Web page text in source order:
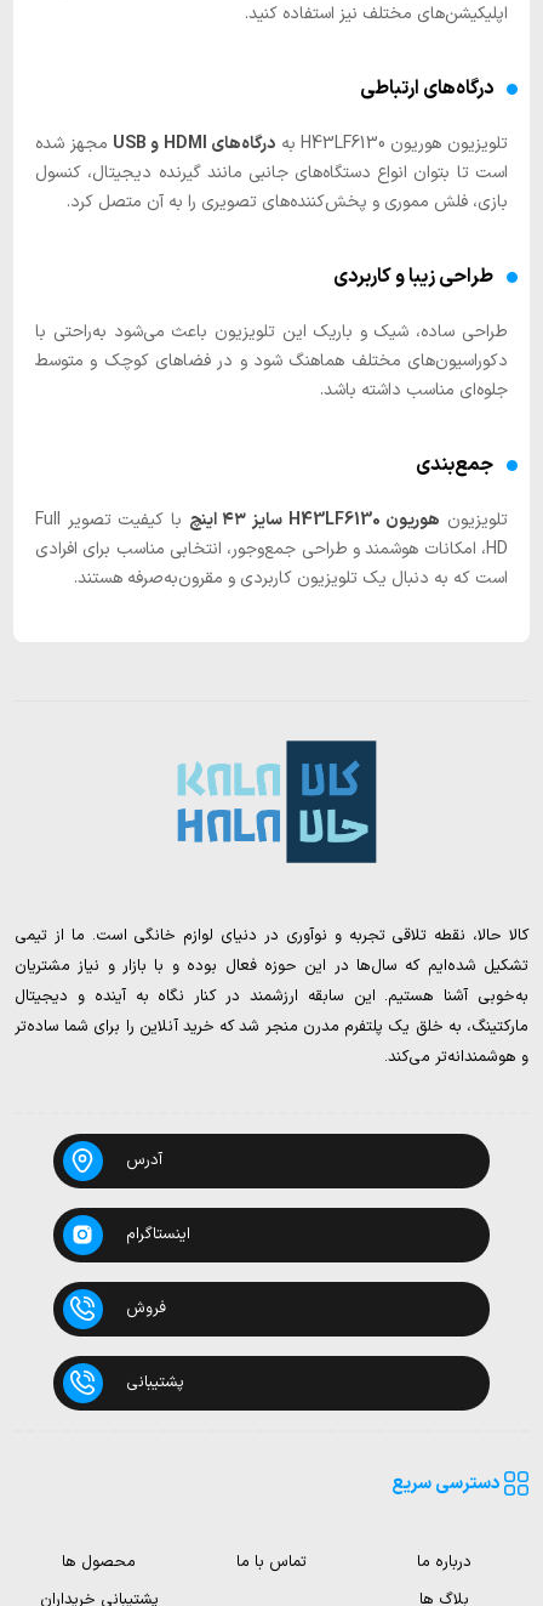
اپلیکیشن‌های مختلف نیز استفاده کنید.
درگاه‌های ارتباطی
تلویزیون هوریون H43LF6130 به درگاه‌های HDMI و USB
مجهز شده
است تا بتوان انواع دستگاه‌های جانبی مانند گیرنده دیجیتال، کنسول
بازی، فلش مموری و پخش‌کننده‌های تصویری را به آن متصل کرد.
طراحی زیبا و کاربردی
طراحی ساده، شیک و باریک این تلویزیون باعث می‌شود به‌راحتی با
دکوراسیون‌های مختلف هماهنگ شود و در فضاهای کوچک و متوسط
جلوه‌ای مناسب داشته باشد.
جمع‌بندی
تلویزیون هوریون H43LF6130 سایز ۴۳ اینچ
با کیفیت تصویر Full
HD، امکانات هوشمند و طراحی جمع‌وجور، انتخابی مناسب برای افرادی
است که به دنبال یک تلویزیون کاربردی و مقرون‌به‌صرفه هستند.
کالا حالا، نقطه تلاقی تجربه و نوآوری در دنیای لوازم خانگی است. ما از تیمی
تشکیل شده‌ایم که سال‌ها در این حوزه فعال بوده و با بازار و نیاز مشتریان
به‌خوبی آشنا هستیم. این سابقه ارزشمند در کنار نگاه به آینده و دیجیتال
مارکتینگ، به خلق یک پلتفرم مدرن منجر شد که خرید آنلاین را برای شما ساده‌تر
و هوشمندانه‌تر می‌کند.
آدرس
اینستاگرام
فروش
پشتیبانی
دسترسی سریع
درباره ما تماس با ما
محصول ها
بلاگ ها
پشتیبانی خریداران